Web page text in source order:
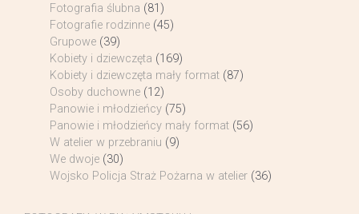
Fotografia ślubna (81)
Fotografie rodzinne (45)
Grupowe (39)
Kobiety i dziewczęta (169)
Kobiety i dziewczęta mały format (87)
Osoby duchowne (12)
Panowie i młodzieńcy (75)
Panowie i młodzieńcy mały format (56)
W atelier w przebraniu (9)
We dwoje (30)
Wojsko Policja Straż Pożarna w atelier (36)